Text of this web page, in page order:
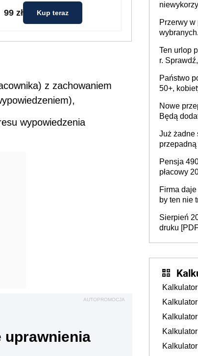
99 zł Kup teraz
z zachowaniem
wypowiedzenia
AUTOPROMOCJA
uprawnienia
stronie
Przerwy
Ten urlop
r.
Państwo
50+,
osoby
na rzecz
Nowe
Będą
Już żadne
Pensja
płacowy
Firma
by ten nie
sprawdza
Sierpień
druku [PDF]